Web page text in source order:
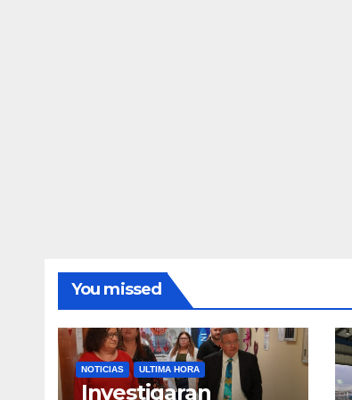
You missed
NOTICIAS ULTIMA HORA
Investigaran